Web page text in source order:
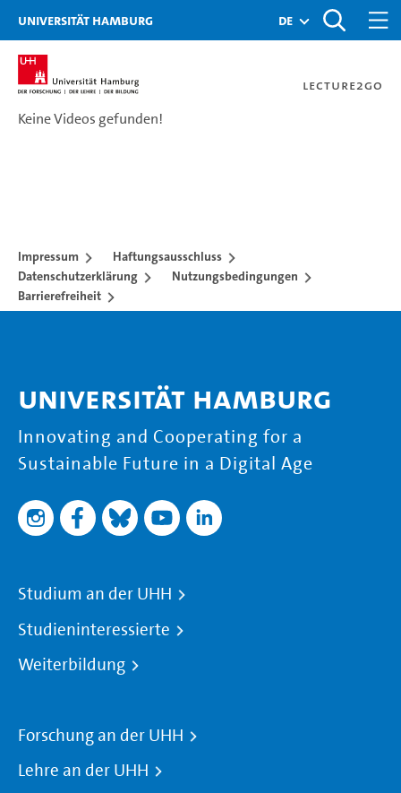
Zur Metanavigation
Zur Hauptnavigation
Zur Suche
Zum Inhalt
Zum Seitenfuss
Universität Hamburg de
Lecture2Go
Keine Videos gefunden!
Impressum
Haftungsausschluss
Datenschutzerklärung
Nutzungsbedingungen
Barrierefreiheit
Universität Hamburg
Innovating and Cooperating for a
Sustainable Future in a Digital Age
Studium an der UHH
Studieninteressierte
Weiterbildung
Forschung an der UHH
Lehre an der UHH